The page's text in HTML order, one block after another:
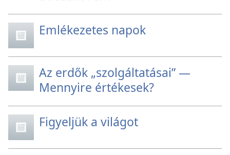
Emlékezetes napok
Az erdők „szolgáltatásai” —
Mennyire értékesek?
Figyeljük a világot